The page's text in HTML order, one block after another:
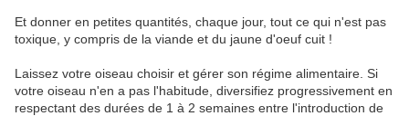
Et donner en petites quantités, chaque jour, tout ce qui n'est pas
toxique, y compris de la viande et du jaune d'oeuf cuit !
Laissez votre oiseau choisir et gérer son régime alimentaire. Si
votre oiseau n'en a pas l'habitude, diversifiez progressivement en
respectant des durées de 1 à 2 semaines entre l'introduction de